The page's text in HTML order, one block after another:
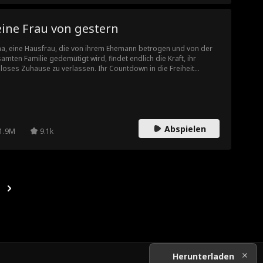
wird sie mit allem beschützen, was in seiner Macht steht.
Frau von gestern
eine Hausfrau, die von ihrem Ehemann betrogen und von der
Familie gedemütigt wird, findet endlich die Kraft, ihr
Zuhause zu verlassen. Ihr Countdown in die Freiheit
1.9M 9.1k Abspielen
Herunterladen